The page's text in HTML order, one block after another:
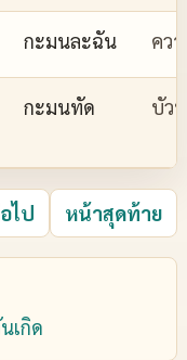
กะมนละฉัน คว
กะมนทัด บัว
ไป หน้าสุดท้าย
เกิด